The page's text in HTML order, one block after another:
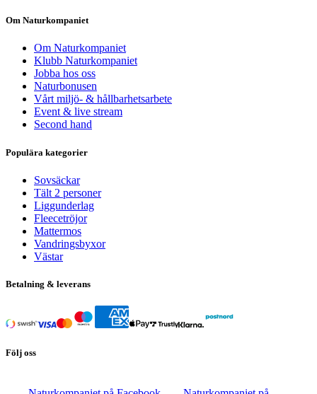
Om Naturkompaniet
Om Naturkompaniet
Klubb Naturkompaniet
Jobba hos oss
Naturbonusen
Vårt miljö- & hållbarhetsarbete
Event & live stream
Second hand
Populära kategorier
Sovsäckar
Tält 2 personer
Liggunderlag
Fleecetröjor
Mattermos
Vandringsbyxor
Västar
Betalning & leverans
Följ oss